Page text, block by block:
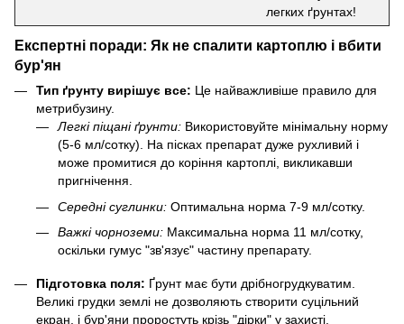
легких ґрунтах!
Експертні поради: Як не спалити картоплю і вбити
бур'ян
Тип ґрунту вирішує все: Це найважливіше правило для
метрибузину.
Легкі піщані ґрунти: Використовуйте мінімальну норму
(5-6 мл/сотку). На пісках препарат дуже рухливий і
може промитися до коріння картоплі, викликавши
пригнічення.
Середні суглинки: Оптимальна норма 7-9 мл/сотку.
Важкі чорноземи: Максимальна норма 11 мл/сотку,
оскільки гумус "зв'язує" частину препарату.
Підготовка поля: Ґрунт має бути дрібногрудкуватим.
Великі грудки землі не дозволяють створити суцільний
екран, і бур'яни проростуть крізь "дірки" у захисті.